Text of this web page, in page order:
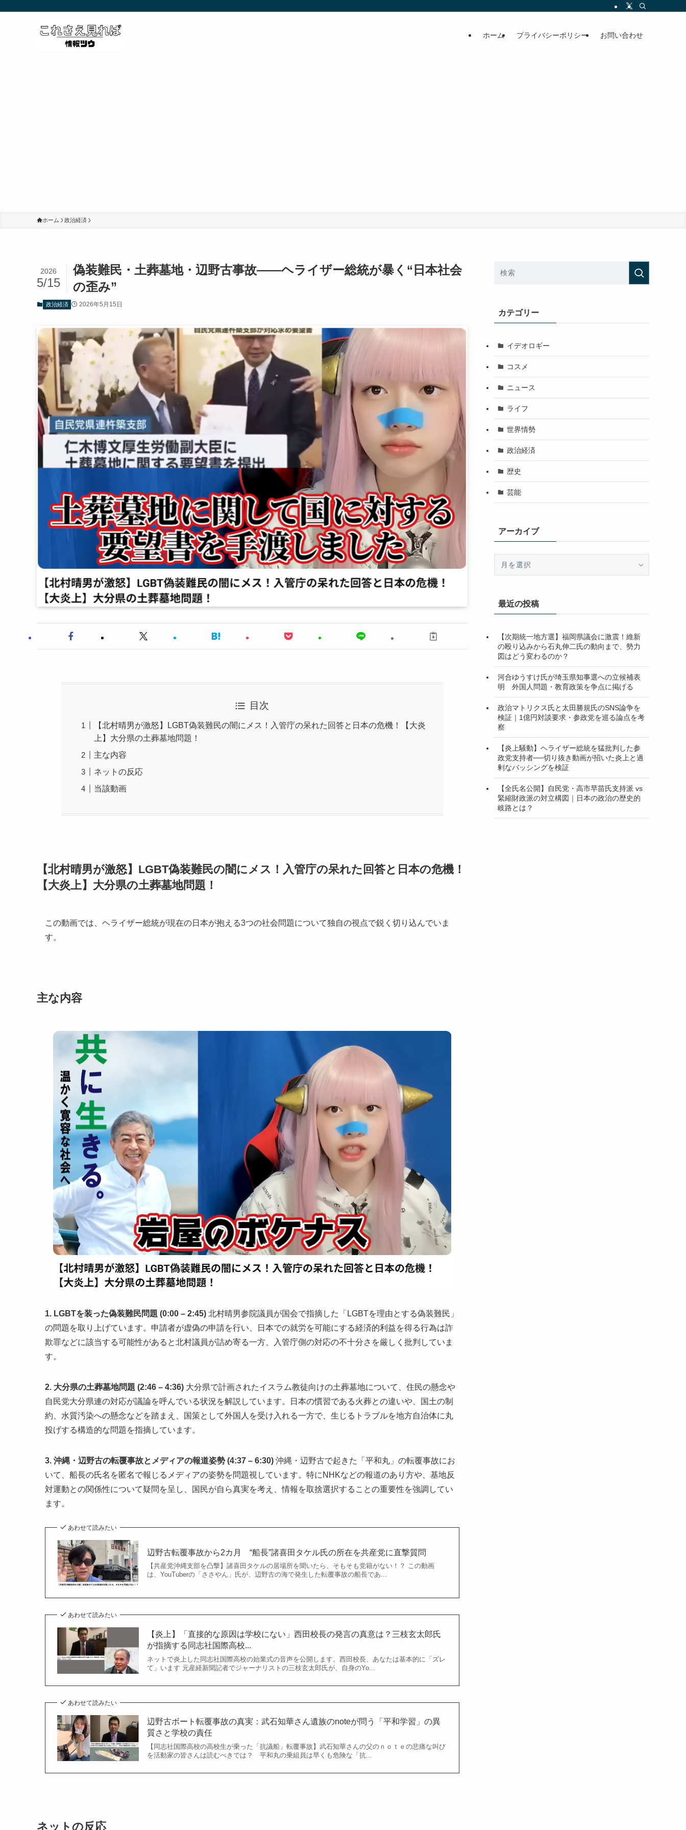
ホーム プライバシーポリシー お問い合わせ
ホーム 政治経済
偽装難民・土葬墓地・辺野古事故――ヘライザー総統が暴く“日本社会
の歪み”
2026
5/15
政治経済 2026年5月15日
目次
【北村晴男が激怒】LGBT偽装難民の闇にメス！入管庁の呆れた回答と日本の危機！【大炎
上】大分県の土葬墓地問題！
主な内容
ネットの反応
当該動画
【北村晴男が激怒】LGBT偽装難民の闇にメス！入管庁の呆れた回答と日本の危機！
【大炎上】大分県の土葬墓地問題！
この動画では、ヘライザー総統が現在の日本が抱える3つの社会問題について独自の視点で鋭く切り込んでいま
す。
主な内容
1. LGBTを装った偽装難民問題 (0:00 – 2:45) 北村晴男参院議員が国会で指摘した「LGBTを理由とする偽装難民」
の問題を取り上げています。申請者が虚偽の申請を行い、日本での就労を可能にする経済的利益を得る行為は詐
欺罪などに該当する可能性があると北村議員が詰め寄る一方、入管庁側の対応の不十分さを厳しく批判していま
す。
2. 大分県の土葬墓地問題 (2:46 – 4:36) 大分県で計画されたイスラム教徒向けの土葬墓地について、住民の懸念や
自民党大分県連の対応が議論を呼んでいる状況を解説しています。日本の慣習である火葬との違いや、国土の制
約、水質汚染への懸念などを踏まえ、国策として外国人を受け入れる一方で、生じるトラブルを地方自治体に丸
投げする構造的な問題を指摘しています。
3. 沖縄・辺野古の転覆事故とメディアの報道姿勢 (4:37 – 6:30) 沖縄・辺野古で起きた「平和丸」の転覆事故にお
いて、船長の氏名を匿名で報じるメディアの姿勢を問題視しています。特にNHKなどの報道のあり方や、基地反
対運動との関係性について疑問を呈し、国民が自ら真実を考え、情報を取捨選択することの重要性を強調してい
ます。
あわせて読みたい
辺野古転覆事故から2カ月 “船長”諸喜田タケル氏の所在を共産党に直撃質問
【共産党沖縄支部を凸撃】諸喜田タケルの居場所を聞いたら、そもそも党籍がない！？ この動画
は、YouTuberの「ささやん」氏が、辺野古の海で発生した転覆事故の船長であ...
あわせて読みたい
【炎上】「直接的な原因は学校にない」西田校長の発言の真意は？三枝玄太郎氏
が指摘する同志社国際高校...
ネットで炎上した同志社国際高校の始業式の音声を公開します。西田校長、あなたは基本的に「ズレ
て」います 元産経新聞記者でジャーナリストの三枝玄太郎氏が、自身のYo...
あわせて読みたい
辺野古ボート転覆事故の真実：武石知華さん遺族のnoteが問う「平和学習」の異
質さと学校の責任
【同志社国際高校の高校生が乗った「抗議船」転覆事故】武石知華さんの父のｎｏｔｅの悲痛な叫び
を活動家の皆さんは読むべきでは？ 平和丸の乗組員は早くも危険な「抗...
ネットの反応
カテゴリー
イデオロギー
コスメ
ニュース
ライフ
世界情勢
政治経済
歴史
芸能
アーカイブ
ブ最近の投稿
【次期統一地方選】福岡県議会に激震！維新
の殴り込みから石丸伸二氏の動向まで、勢力
図はどう変わるのか？
河合ゆうすけ氏が埼玉県知事選への立候補表
明 外国人問題・教育政策を争点に掲げる
政治マトリクス氏と太田勝規氏のSNS論争を
検証｜1億円対談要求・参政党を巡る論点を考
察
【炎上騒動】ヘライザー総統を猛批判した参
政党支持者──切り抜き動画が招いた炎上と過
剰なバッシングを検証
【全氏名公開】自民党・高市早苗氏支持派 vs
緊縮財政派の対立構図｜日本の政治の歴史的
岐路とは？